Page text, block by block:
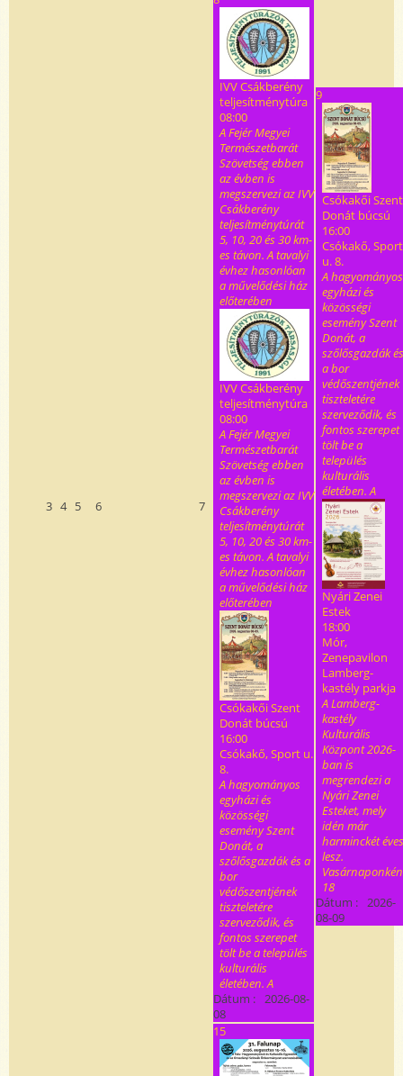
3 4 5 6 7
IVV Csákberény
teljesítménytúra
08:00
A Fejér Megyei
Természetbarát
Szövetség ebben
az évben is
megszervezi az IVV
Csákberény
teljesítménytúrát
5, 10, 20 és 30 km-
es távon. A tavalyi
évhez hasonlóan
a művelődési ház
előterében
IVV Csákberény
teljesítménytúra
08:00
A Fejér Megyei
Természetbarát
Szövetség ebben
az évben is
megszervezi az IVV
Csákberény
teljesítménytúrát
5, 10, 20 és 30 km-
es távon. A tavalyi
évhez hasonlóan
a művelődési ház
előterében
Csókakői Szent
Donát búcsú
16:00
Csókakő, Sport u.
8.
A hagyományos
egyházi és
közösségi
esemény Szent
Donát, a
szőlősgazdák és a
bor
védőszentjének
tiszteletére
szerveződik, és
fontos szerepet
tölt be a település
kulturális
életében. A
Dátum : 2026-08-
08
9
Csókakői Szent
Donát búcsú
16:00
Csókakő, Sport
u. 8.
A hagyományos
egyházi és
közösségi
esemény Szent
Donát, a
szőlősgazdák és
a bor
védőszentjének
tiszteletére
szerveződik, és
fontos szerepet
tölt be a
település
kulturális
életében. A
Nyári Zenei
Estek
18:00
Mór,
Zenepavilon
Lamberg-
kastély parkja
A Lamberg-
kastély
Kulturális
Központ 2026-
ban is
megrendezi a
Nyári Zenei
Esteket, mely
idén már
harminckét éves
lesz.
18
Dátum : 2026-
08-09
15